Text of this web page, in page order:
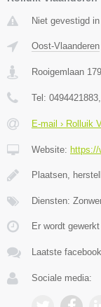
Niet gevestigd
Oost-Vlaanderen
Rooigemlaan 179
Tel: 0494421883
E-mail › Rolluik
Website: https://
Plaatsen,
Diensten:
Er wordt
Laatste
Sociale media: